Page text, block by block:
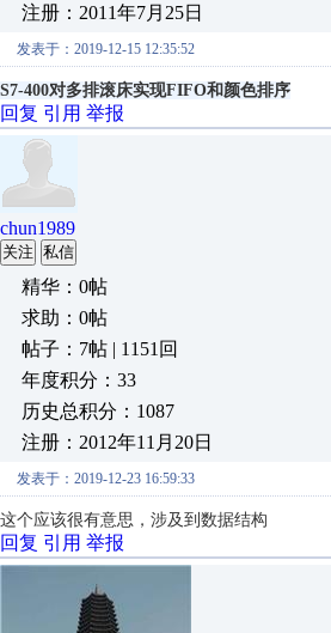
注册：2011年7月25日
发表于：2019-12-15 12:35:52
S7-400对多排滚床实现FIFO和颜色排序
回复 引用 举报
chun1989
关注 私信
精华：0帖
求助：0帖
帖子：7帖 | 1151回
年度积分：33
历史总积分：1087
注册：2012年11月20日
发表于：2019-12-23 16:59:33
这个应该很有意思，涉及到数据结构
回复 引用 举报